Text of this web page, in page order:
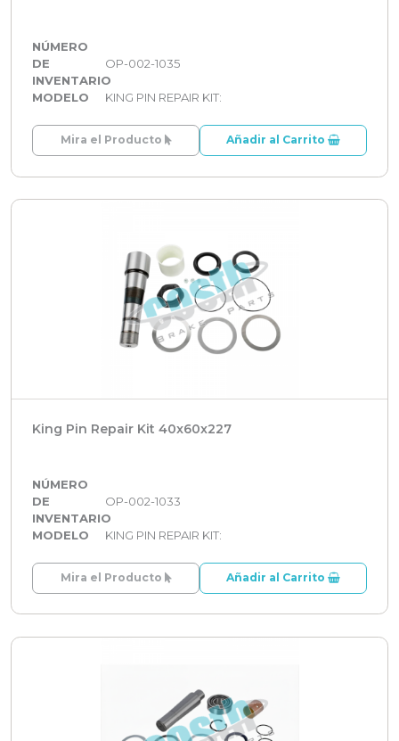
NÚMERO
DE
INVENTARIO
OP-002-1035
MODELO KING PIN REPAIR KIT:
Mira el Producto Añadir al Carrito
King Pin Repair Kit 40x60x227
NÚMERO
DE
INVENTARIO
OP-002-1033
MODELO KING PIN REPAIR KIT:
Mira el Producto Añadir al Carrito